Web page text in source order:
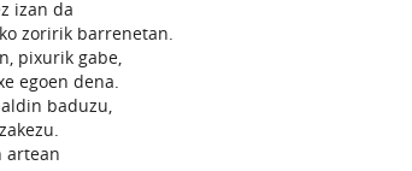
izan da
zoririk barrenetan.
pixurik gabe,
egoen dena.
baduzu,
artean